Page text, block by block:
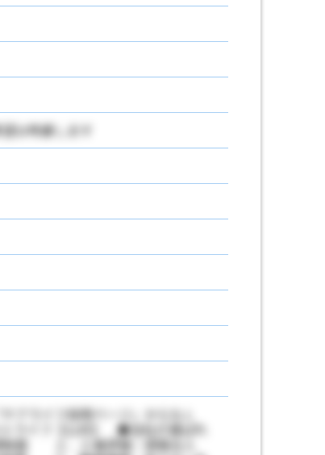
は考慮します
ライフ採用ページ」からもＬ
ライフ【公式】 ◆当社が選ばれ
度 ２．人事評価：頑張る人